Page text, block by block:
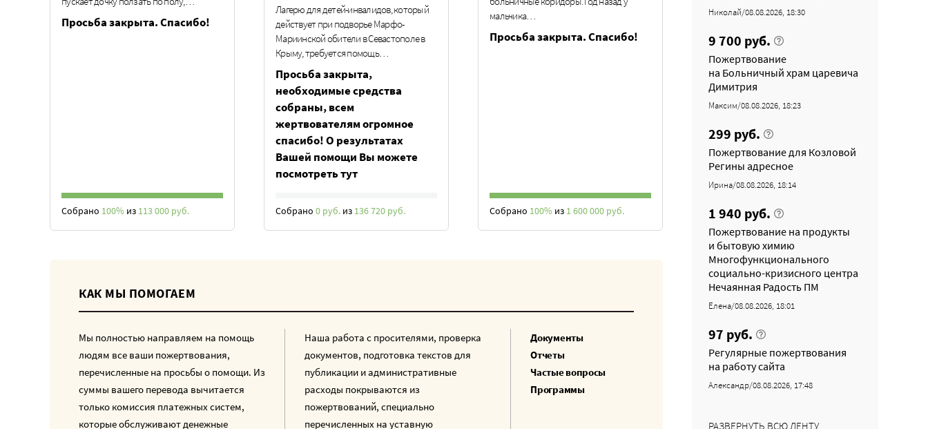
Просьба закрыта. Спасибо!
Собрано 100% из 113 000 руб.
Лагерю для детей-инвалидов, который
действует при подворье Марфо-
Мариинской обители в Севастополе в
Крыму, требуется помощь…
Просьба закрыта,
необходимые средства
собраны, всем
жертвователям огромное
спасибо! О результатах
Вашей помощи Вы можете
посмотреть тут
Собрано 0 руб. из 136 720 руб.
мальчика…
Просьба закрыта. Спасибо!
Собрано 100% из 1 600 000 руб.
КАК МЫ ПОМОГАЕМ
Мы полностью направляем на помощь
людям все ваши пожертвования,
перечисленные на просьбы о помощи. Из
суммы вашего перевода вычитается
только комиссия платежных систем,
которые обслуживают денежные
Наша работа с просителями, проверка
документов, подготовка текстов для
публикации и административные
расходы покрываются из
пожертвований, специально
перечисленных на уставную
Документы
Отчеты
Частые вопросы
Программы
Николай/08.08.2026, 18:30
9 700 руб.
Пожертвование
на Больничный храм царевича
Димитрия
Максим/08.08.2026, 18:23
299 руб.
Пожертвование для Козловой
Регины адресное
Ирина/08.08.2026, 18:14
1 940 руб.
Пожертвование на продукты
и бытовую химию
Многофункционального
социально-кризисного центра
Нечаянная Радость ПМ
Елена/08.08.2026, 18:01
97 руб.
Регулярные пожертвования
на работу сайта
Александр/08.08.2026, 17:48
РАЗВЕРНУТЬ ВСЮ ЛЕНТУ